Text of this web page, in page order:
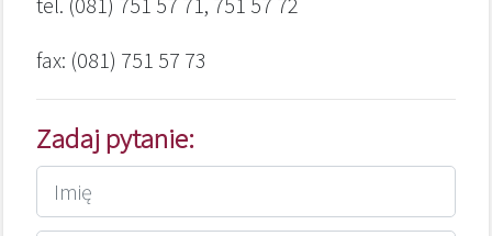
fax: (081) 751 57 73
Zadaj pytanie: